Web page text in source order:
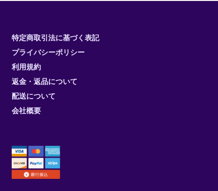
特定商取引法に基づく表記
プライバシーポリシー
利用規約
返金・返品について
配送について
会社概要